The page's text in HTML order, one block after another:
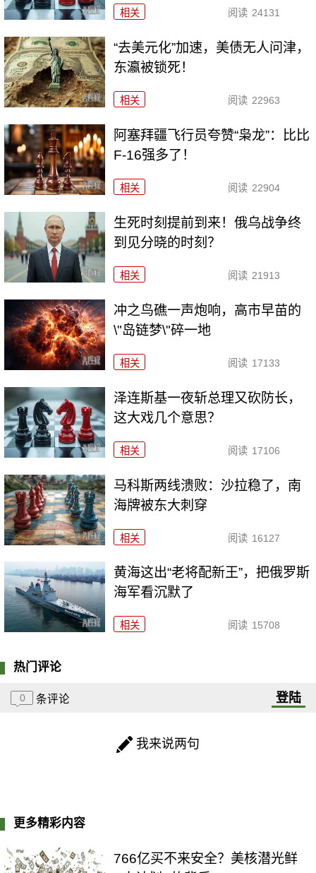
相关 阅读 24131
“去美元化”加速，美债无人问津，
东瀛被锁死！
相关 阅读 22963
阿塞拜疆飞行员夸赞“枭龙”：比比
F-16强多了！
相关 阅读 22904
生死时刻提前到来！俄乌战争终
到见分晓的时刻？
相关 阅读 21913
冲之鸟礁一声炮响，高市早苗的
\"岛链梦\"碎一地
相关 阅读 17133
泽连斯基一夜斩总理又砍防长，
这大戏几个意思？
相关 阅读 17106
马科斯两线溃败：沙拉稳了，南
海牌被东大刺穿
相关 阅读 16127
黄海这出“老将配新王”，把俄罗斯
海军看沉默了
相关 阅读 15708
热门评论
0 条评论 登陆
我来说两句
更多精彩内容
766亿买不来安全？美核潜光鲜